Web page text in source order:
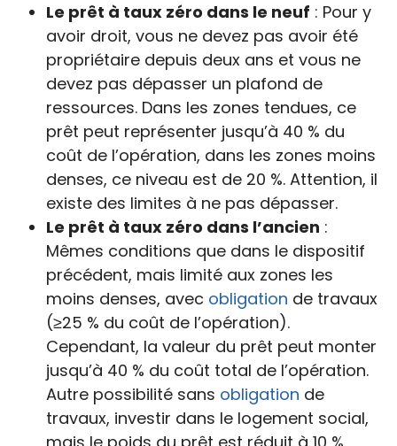
Le prêt à taux zéro dans le neuf : Pour y
avoir droit, vous ne devez pas avoir été
propriétaire depuis deux ans et vous ne
devez pas dépasser un plafond de
ressources. Dans les zones tendues, ce
prêt peut représenter jusqu’à 40 % du
coût de l’opération, dans les zones moins
denses, ce niveau est de 20 %. Attention, il
existe des limites à ne pas dépasser.
Le prêt à taux zéro dans l’ancien :
Mêmes conditions que dans le dispositif
précédent, mais limité aux zones les
moins denses, avec obligation de travaux
(≥25 % du coût de l’opération).
Cependant, la valeur du prêt peut monter
jusqu’à 40 % du coût total de l’opération.
Autre possibilité sans obligation de
travaux, investir dans le logement social,